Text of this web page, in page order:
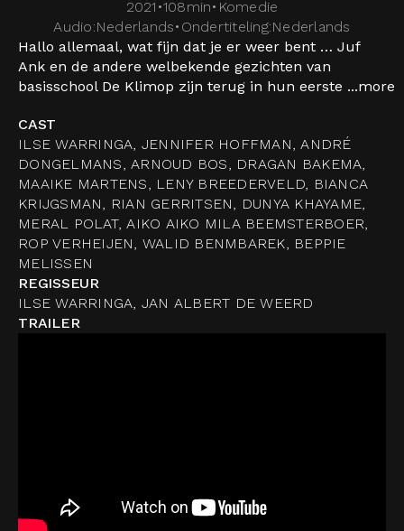
2021 •108min• Komedie
Audio:Nederlands• Ondertiteling:Nederlands
Hallo allemaal, wat fijn dat je er weer bent … Juf
Ank en de andere welbekende gezichten van
basisschool De Klimop zijn terug in hun eerste ...more
CAST
ILSE WARRINGA, JENNIFER HOFFMAN, ANDRÉ
DONGELMANS, ARNOUD BOS, DRAGAN BAKEMA,
MAAIKE MARTENS, LENY BREEDERVELD, BIANCA
KRIJGSMAN, RIAN GERRITSEN, DUNYA KHAYAME,
MERAL POLAT, AIKO AIKO MILA BEEMSTERBOER,
ROP VERHEIJEN, WALID BENMBAREK, BEPPIE
MELISSEN
REGISSEUR
ILSE WARRINGA, JAN ALBERT DE WEERD
TRAILER